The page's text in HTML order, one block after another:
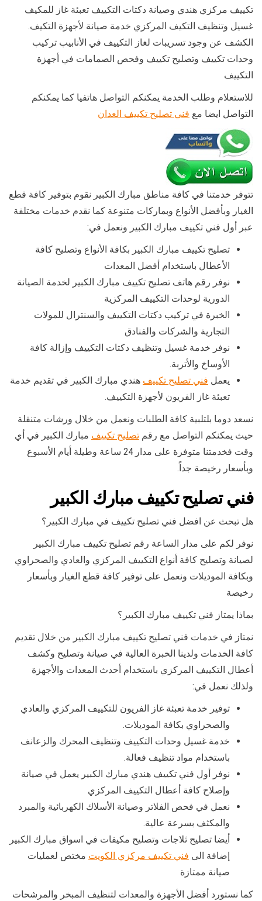
تكييف مركزي هندي وصيانة دكتات التكييف تعبئة غاز للمكيف
غسيل وتنظيف التكيف المركزي خدمة صيانة لأجهزة التكيف.
الكشف عن وجود تسريبات لغاز التكييف في الأنابيب تركيب
وحدات تكييف وتصليح تكييف وفحص الصمامات في أجهزة
التكييف
للاستعلام وطلب الخدمة يمكنكم التواصل هاتفيا كما يمكنكم
التواصل ايضا مع فني تصليح تكييف العدان
تتوفر خدمتنا في كافة مناطق مبارك الكبير نقوم بتوفير كافة قطع
الغيار وبأفضل الأنواع وبماركات متنوعة كما نقدم خدمات مختلفة
عبر أول فني تكييف مبارك الكبير ونعمل في:
تصليح تكييف مبارك الكبير بكافة الأنواع وتصليح كافة
الأعطال باستخدام أفضل المعدات
نوفر رقم هاتف تصليح تكييف مبارك الكبير لخدمة الصيانة
الدورية لوحدات التكييف المركزية
الخبرة في تركيب دكتات التكييف والسنترال للمولات
التجارية والشركات والفنادق
نوفر خدمة غسيل وتنظيف دكتات التكييف وإزالة كافة
الأوساخ والأتربة.
يعمل فني تصليح تكييف هندي مبارك الكبير في تقديم خدمة
تعبئة غاز الفريون لأجهزة التكييف.
نسعد دوما بلتلبية كافة الطلبات ونعمل من خلال ورشات متنقلة
حيث يمكنكم التواصل مع رقم تصليح تكييف مبارك الكبير في أي
وقت فخدمتنا متوفرة على مدار 24 ساعة وطيلة أيام الأسبوع
وبأسعار رخيصة جداً.
فني تصليح تكييف مبارك الكبير
هل تبحث عن افضل فني تصليح تكييف في مبارك الكبير؟
نوفر لكم على مدار الساعة رقم تصليح تكييف مبارك الكبير
لصيانة وتصليح كافة أنواع التكييف المركزي والعادي والصحراوي
وبكافة الموديلات ونعمل على توفير كافة قطع الغيار وبأسعار
رخيصة
بماذا يمتاز فني تكييف مبارك الكبير؟
نمتاز في خدمات فني تصليح تكييف مبارك الكبير من خلال تقديم
كافة الخدمات ولدينا الخبرة العالية في صيانة وتصليح وكشف
أعطال التكييف المركزي باستخدام أحدث المعدات والأجهزة
ولذلك نعمل في:
توفير خدمة تعبئة غاز الفريون للتكييف المركزي والعادي
والصحراوي بكافة الموديلات.
خدمة غسيل وحدات التكييف وتنظيف المحرك والزعانف
باستخدام مواد تنظيف فعالة.
نوفر أول فني تكييف هندي مبارك الكبير يعمل في صيانة
وإصلاح كافة أعطال التكييف المركزي
نعمل في فحص الفلاتر وصيانة الأسلاك الكهربائية والمبرد
والمكثف بسرعة عالية.
أيضا تصليح ثلاجات وتصليح مكيفات في اسواق مبارك الكبير
إضافة الى فني تكييف مركزي الكويت مختص لعمليات
صيانة ممتازة
كما نستورد أفضل الأجهزة والمعدات لتنظيف المبخر والمرشحات